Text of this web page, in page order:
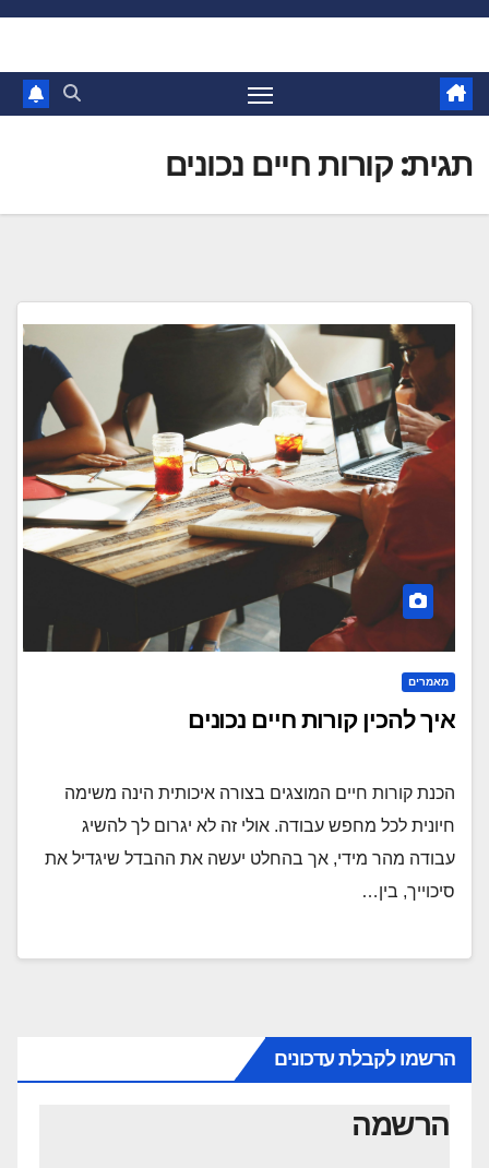
Skip
content
תגית: קורות חיים נכונים
מאמרים
איך להכין קורות חיים נכונים
הכנת קורות חיים המוצגים בצורה איכותית הינה משימה
חיונית לכל מחפש עבודה. אולי זה לא יגרום לך להשיג
עבודה מהר מידי, אך בהחלט יעשה את ההבדל שיגדיל את
סיכוייך, בין…
הרשמו לקבלת עדכונים
הרשמה